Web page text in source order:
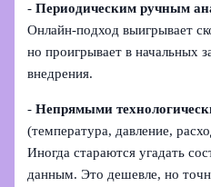
-Периодическим ручным
Онлайн‑подход выигрывает
но проигрывает в начальных
внедрения.
-Непрямыми
(температура, давление,
Иногда стараются угадать
данным. Это дешевле, но